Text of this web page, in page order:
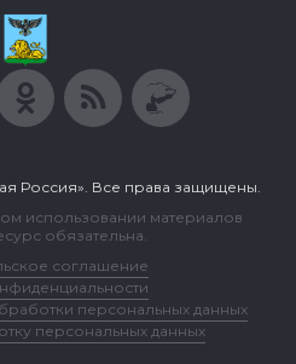
Россия». Все права защищены.
использовании материалов
обязательна.
соглашение
персональных данных
персональных данных